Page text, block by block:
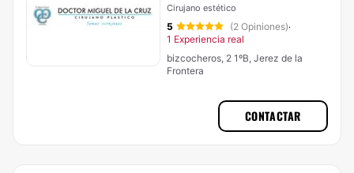
Cirujano estético
5 (2 Opiniones)·
1 Experiencia real
bizcocheros, 2 1ºB, Jerez de la
Frontera
CONTACTAR